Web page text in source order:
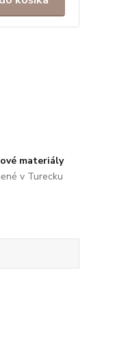
materiály
v Turecku